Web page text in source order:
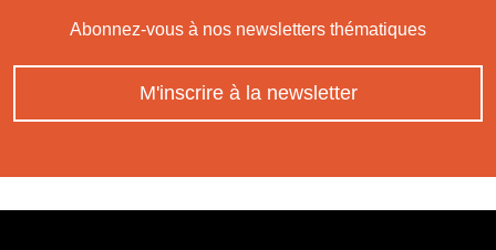
Abonnez-vous à nos newsletters thématiques
M'inscrire à la newsletter